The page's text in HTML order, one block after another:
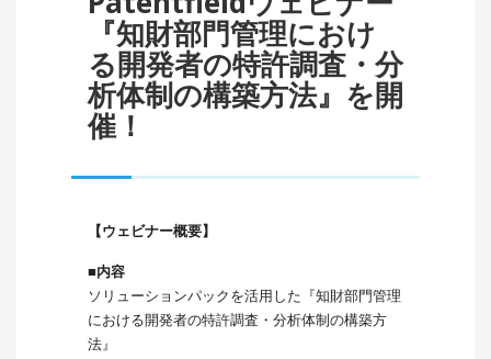
『知財部門管理におけ
る開発者の特許調査・分
析体制の構築方法』を開
催！
【ウェビナー概要】
■内容
ソリューションパック を活用した『知財部門管理
における開発者の特許調査・分析体制の構築方
法』